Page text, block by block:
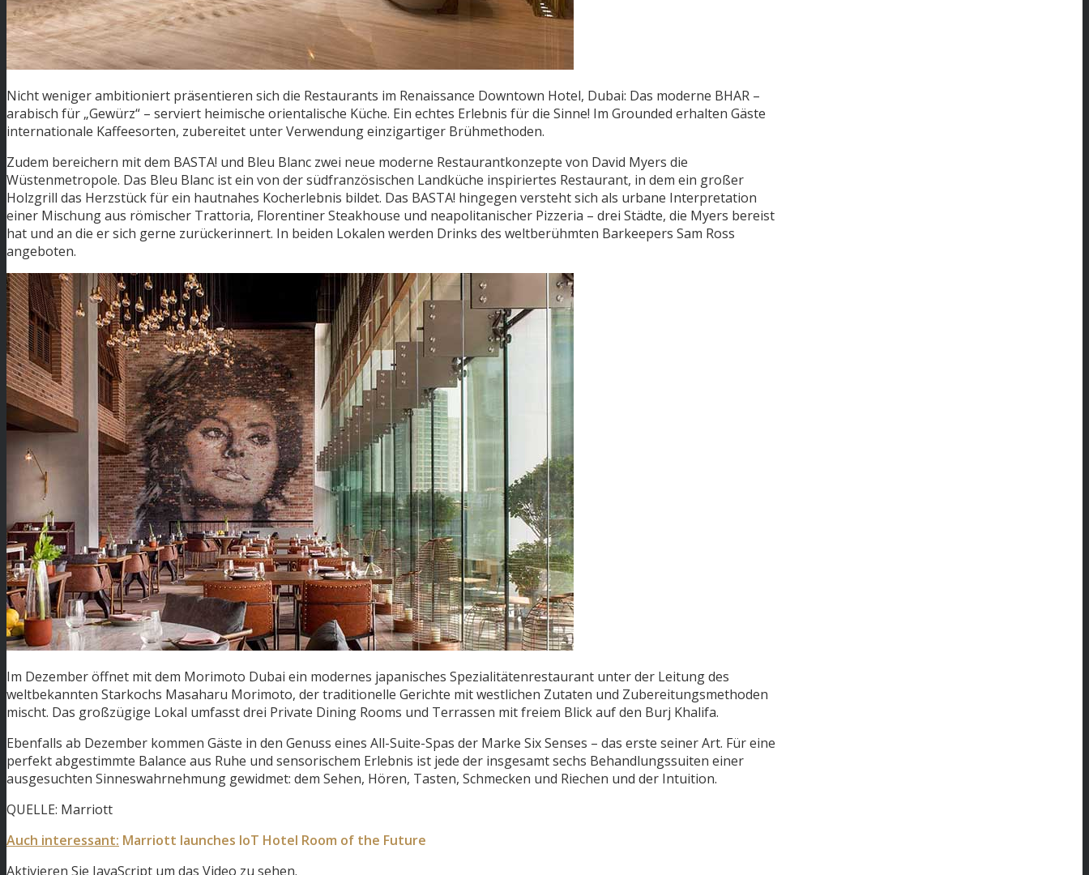
Nicht weniger ambitioniert präsentieren sich die Restaurants im Renaissance Downtown Hotel, Dubai: Das moderne BHAR –
arabisch für „Gewürz“ – serviert heimische orientalische Küche. Ein echtes Erlebnis für die Sinne! Im Grounded erhalten Gäste
internationale Kaffeesorten, zubereitet unter Verwendung einzigartiger Brühmethoden.
Zudem bereichern mit dem BASTA! und Bleu Blanc zwei neue moderne Restaurantkonzepte von David Myers die
Wüstenmetropole. Das Bleu Blanc ist ein von der südfranzösischen Landküche inspiriertes Restaurant, in dem ein großer
Holzgrill das Herzstück für ein hautnahes Kocherlebnis bildet. Das BASTA! hingegen versteht sich als urbane Interpretation
einer Mischung aus römischer Trattoria, Florentiner Steakhouse und neapolitanischer Pizzeria – drei Städte, die Myers bereist
hat und an die er sich gerne zurückerinnert. In beiden Lokalen werden Drinks des weltberühmten Barkeepers Sam Ross
angeboten.
Im Dezember öffnet mit dem Morimoto Dubai ein modernes japanisches Spezialitätenrestaurant unter der Leitung des
weltbekannten Starkochs Masaharu Morimoto, der traditionelle Gerichte mit westlichen Zutaten und Zubereitungsmethoden
mischt. Das großzügige Lokal umfasst drei Private Dining Rooms und Terrassen mit freiem Blick auf den Burj Khalifa.
Ebenfalls ab Dezember kommen Gäste in den Genuss eines All-Suite-Spas der Marke Six Senses – das erste seiner Art. Für eine
perfekt abgestimmte Balance aus Ruhe und sensorischem Erlebnis ist jede der insgesamt sechs Behandlungssuiten einer
ausgesuchten Sinneswahrnehmung gewidmet: dem Sehen, Hören, Tasten, Schmecken und Riechen und der Intuition.
QUELLE: Marriott
Auch interessant: Marriott launches IoT Hotel Room of the Future
Aktivieren Sie JavaScript um das Video zu sehen.